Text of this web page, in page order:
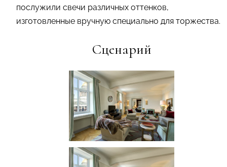
послужили свечи различных оттенков,
изготовленные вручную специально для торжества.
Сценарий